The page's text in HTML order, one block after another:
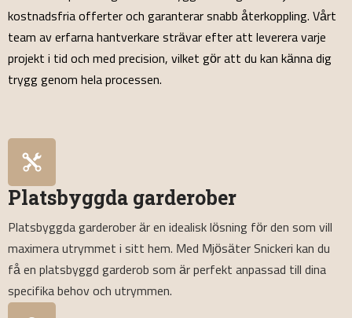
kostnadsfria offerter och garanterar snabb återkoppling. Vårt
team av erfarna hantverkare strävar efter att leverera varje
projekt i tid och med precision, vilket gör att du kan känna dig
trygg genom hela processen.
Platsbyggda garderober
Platsbyggda garderober är en idealisk lösning för den som vill
maximera utrymmet i sitt hem. Med Mjösäter Snickeri kan du
få en platsbyggd garderob som är perfekt anpassad till dina
specifika behov och utrymmen.